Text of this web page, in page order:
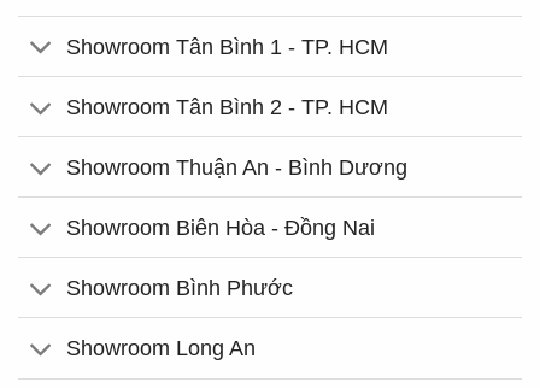
Showroom Tân Bình 1 - TP. HCM
Showroom Tân Bình 2 - TP. HCM
Showroom Thuận An - Bình Dương
Showroom Biên Hòa - Đồng Nai
Showroom Bình Phước
Showroom Long An